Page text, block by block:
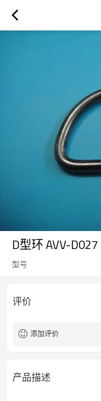
D型环 AVV-D027
型号
评价
添加评价
产品描述